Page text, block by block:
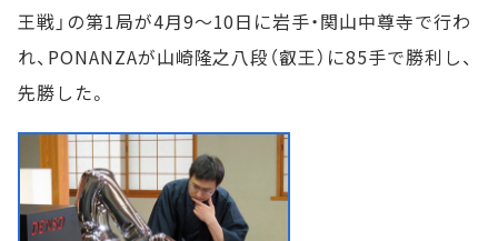
王戦」の第1局が4月9～10日に岩手・関山中尊寺で行わ
れ、PONANZAが山崎隆之八段（叡王）に85手で勝利し、
先勝した。